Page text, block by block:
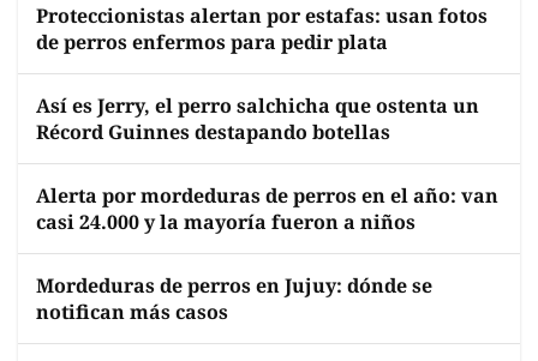
Proteccionistas alertan por estafas: usan fotos
de perros enfermos para pedir plata
Así es Jerry, el perro salchicha que ostenta un
Récord Guinnes destapando botellas
Alerta por mordeduras de perros en el año: van
casi 24.000 y la mayoría fueron a niños
Mordeduras de perros en Jujuy: dónde se
notifican más casos